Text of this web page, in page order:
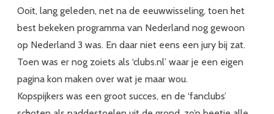
Ooit, lang geleden, net na de eeuwwisseling, toen het
best bekeken programma van Nederland nog gewoon
op Nederland 3 was. En daar niet eens een jury bij zat.
Toen was er nog zoiets als ‘clubs.nl’ waar je een eigen
pagina kon maken over wat je maar wou.
Kopspijkers was een groot succes, en de ‘fanclubs’